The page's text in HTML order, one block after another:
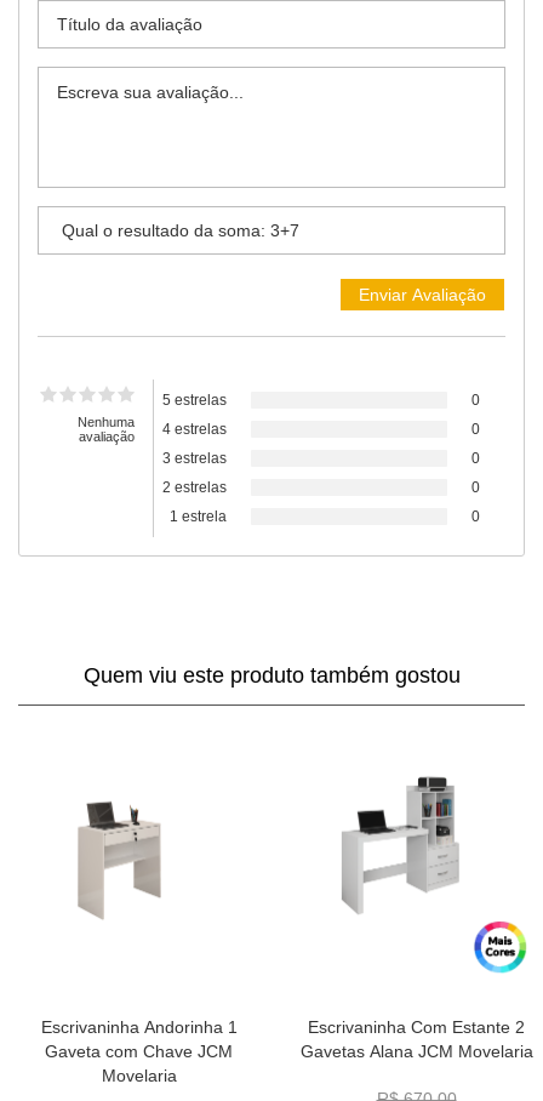
Nenhuma
avaliação
5 estrelas
0
4 estrelas
0
3 estrelas
0
2 estrelas
0
1 estrela
0
Quem viu este produto também gostou
Escrivaninha Andorinha 1
Gaveta com Chave JCM
Movelaria
Escrivaninha Com Estante 2
Gavetas Alana JCM Movelaria